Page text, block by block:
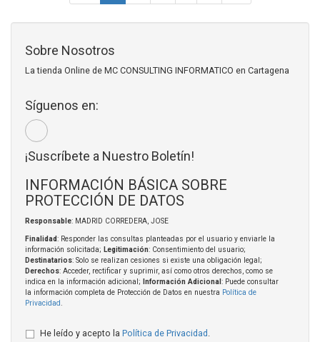
Sobre Nosotros
La tienda Online de MC CONSULTING INFORMATICO en Cartagena
Síguenos en:
¡Suscríbete a Nuestro Boletín!
INFORMACIÓN BÁSICA SOBRE
PROTECCIÓN DE DATOS
Responsable: MADRID CORREDERA, JOSE
Finalidad: Responder las consultas planteadas por el usuario y enviarle la
información solicitada; Legitimación: Consentimiento del usuario;
Destinatarios: Solo se realizan cesiones si existe una obligación legal;
Derechos: Acceder, rectificar y suprimir, así como otros derechos, como se
indica en la información adicional;
Información Adicional : Puede consultar
la información completa de Protección de Datos en nuestra Política de
Privacidad.
He leído y acepto la Política de Privacidad .